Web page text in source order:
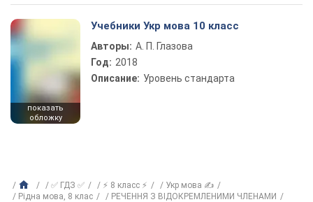
показать
обложку
Учебники Укр мова 10 класс
Авторы: А. П. Глазова
Год: 2018
Описание: Уровень стандарта
✅ ГДЗ ✅ ⚡ 8 класс ⚡
Укр мова ✍
Рідна мова, 8 клас
РЕЧЕННЯ З ВІДОКРЕМЛЕНИМИ ЧЛЕНАМИ